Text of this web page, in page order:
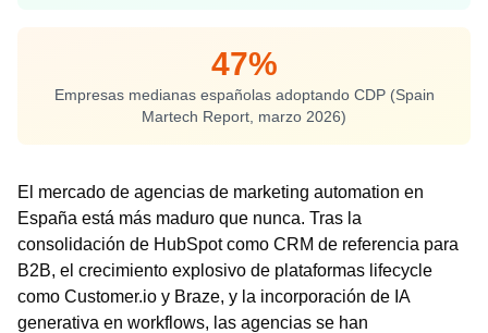
47%
Empresas medianas españolas adoptando CDP (Spain
Martech Report, marzo 2026)
El mercado de agencias de marketing automation en
España está más maduro que nunca. Tras la
consolidación de HubSpot como CRM de referencia para
B2B, el crecimiento explosivo de plataformas lifecycle
como Customer.io y Braze, y la incorporación de IA
generativa en workflows, las agencias se han